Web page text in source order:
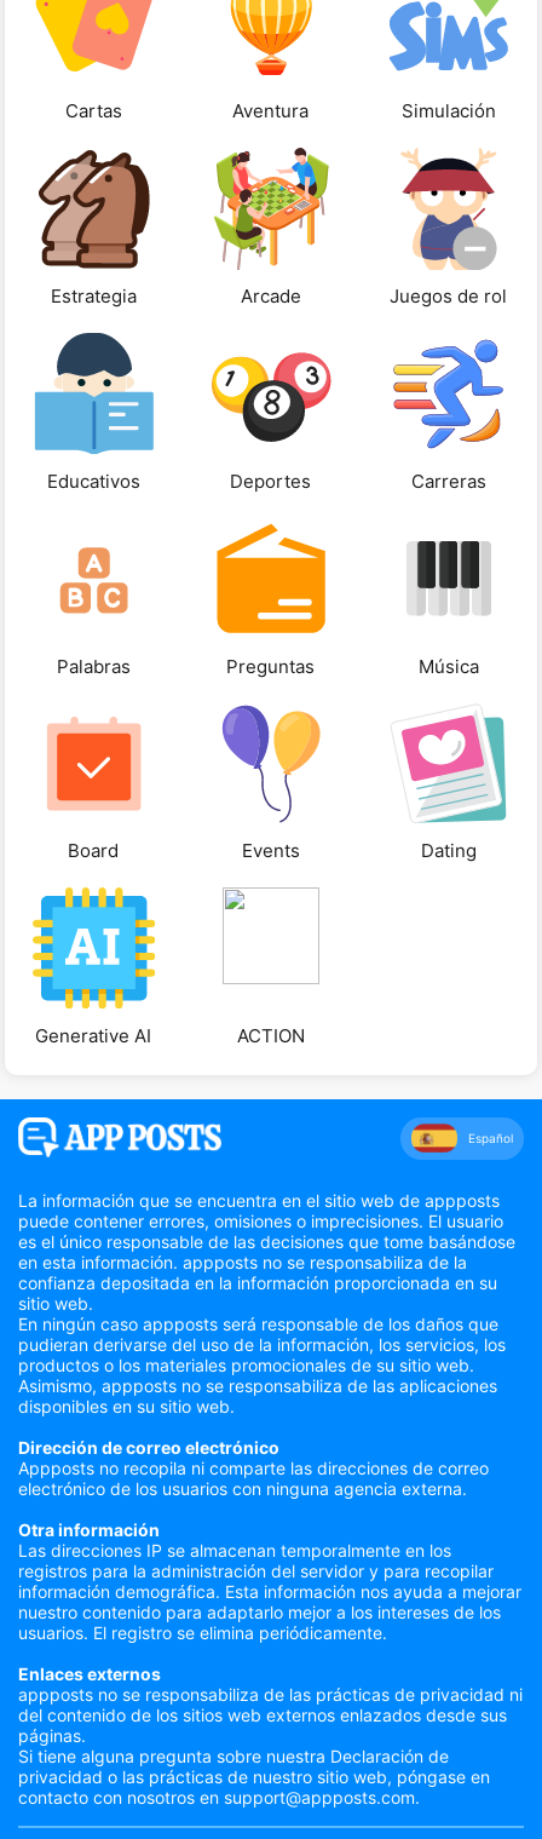
Cartas Aventura Simulación
Estrategia Arcade Juegos de rol
Educativos Deportes Carreras
Palabras Preguntas Música
Board Events Dating
Generative AI ACTION
Español
La información que se encuentra en el sitio web de appposts
puede contener errores, omisiones o imprecisiones. El usuario
es el único responsable de las decisiones que tome basándose
en esta información. appposts no se responsabiliza de la
confianza depositada en la información proporcionada en su
sitio web.
En ningún caso appposts será responsable de los daños que
pudieran derivarse del uso de la información, los servicios, los
productos o los materiales promocionales de su sitio web.
Asimismo, appposts no se responsabiliza de las aplicaciones
disponibles en su sitio web.
Dirección de correo electrónico
Appposts no recopila ni comparte las direcciones de correo
electrónico de los usuarios con ninguna agencia externa.
Otra información
Las direcciones IP se almacenan temporalmente en los
registros para la administración del servidor y para recopilar
información demográfica. Esta información nos ayuda a mejorar
nuestro contenido para adaptarlo mejor a los intereses de los
usuarios. El registro se elimina periódicamente.
Enlaces externos
appposts no se responsabiliza de las prácticas de privacidad ni
del contenido de los sitios web externos enlazados desde sus
páginas.
Si tiene alguna pregunta sobre nuestra Declaración de
privacidad o las prácticas de nuestro sitio web, póngase en
contacto con nosotros en support@appposts.com.